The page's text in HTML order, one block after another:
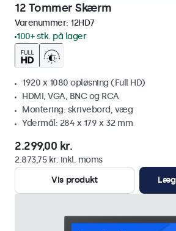
12 Tommer Skærm
Varenummer: 12HD7
100+ stk. på lager
1920 x 1080 opløsning (Full HD)
HDMI, VGA, BNC og RCA
Montering: skrivebord, væg
Ydermål: 284 x 179 x 32 mm
2.299,00 kr.
2.873,75 kr. inkl. moms
Vis produkt
Læg